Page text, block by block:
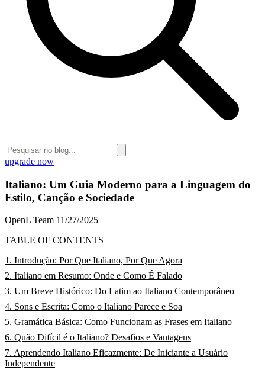
upgrade now
Italiano: Um Guia Moderno para a Linguagem do
Estilo, Canção e Sociedade
OpenL Team 11/27/2025
TABLE OF CONTENTS
1. Introdução: Por Que Italiano, Por Que Agora
2. Italiano em Resumo: Onde e Como É Falado
3. Um Breve Histórico: Do Latim ao Italiano Contemporâneo
4. Sons e Escrita: Como o Italiano Parece e Soa
5. Gramática Básica: Como Funcionam as Frases em Italiano
6. Quão Difícil é o Italiano? Desafios e Vantagens
7. Aprendendo Italiano Eficazmente: De Iniciante a Usuário
Independente